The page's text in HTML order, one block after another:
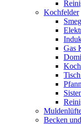
Kochfelder
Gas
Becken